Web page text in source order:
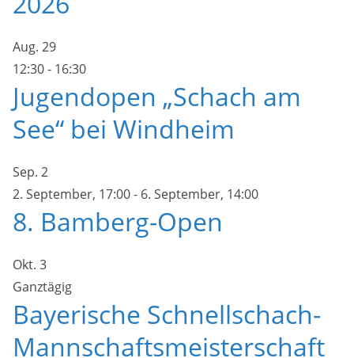
Aug. 29
12:30- 16:30
Jugendopen „Schach am
See“ bei Windheim
Sep. 2
2. September, 17:00- 6. September, 14:00
8. Bamberg-Open
Okt. 3
Ganztägig
Bayerische Schnellschach-
Mannschaftsmeisterschaft